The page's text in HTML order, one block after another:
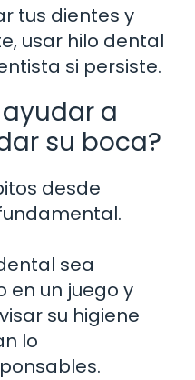
tus dientes y
usar hilo dental
si persiste.
a
su boca?
desde
sea
en un juego y
su higiene
lo